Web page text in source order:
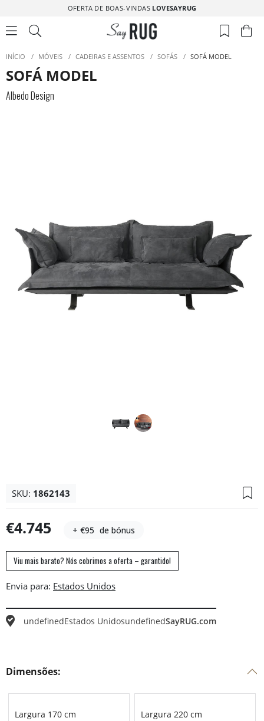
OFERTA DE BOAS-VINDAS LOVESAYRUG
INÍCIO / MÓVEIS / CADEIRAS E ASSENTOS / SOFÁS / SOFÁ MODEL
SOFÁ MODEL
Albedo Design
SKU: 1862143
€4.745 + €95 de bónus
Viu mais barato? Nós cobrimos a oferta – garantido!
Envia para:
undefinedEstados UnidosundefinedSayRUG.com
Dimensões:
Largura 170 cm Largura 220 cm